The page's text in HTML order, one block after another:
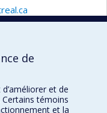
de
et de
témoins
et la